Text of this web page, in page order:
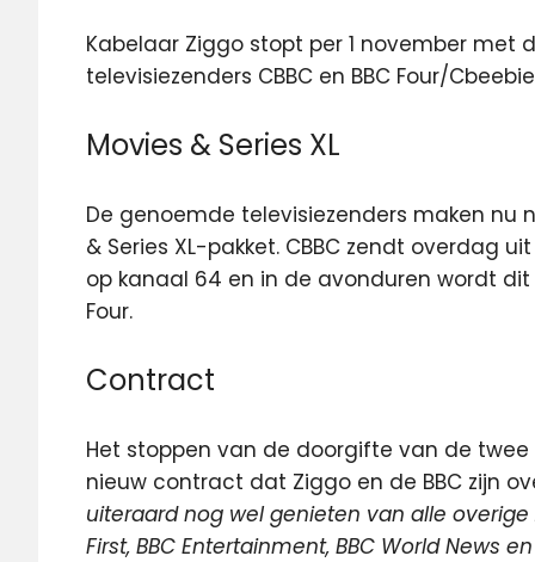
Kabelaar Ziggo stopt per 1 november met
televisiezenders CBBC en BBC Four/
Movies & Series XL
De genoemde televisiezenders maken nu
& Series XL-pakket. CBBC zendt overdag
op kanaal 64 en in de avonduren wordt
Four.
Contract
Het stoppen van de doorgifte van de
nieuw contract dat Ziggo en de BBC zijn
uiteraard nog wel genieten van alle overige
First, BBC Entertainment, BBC World News